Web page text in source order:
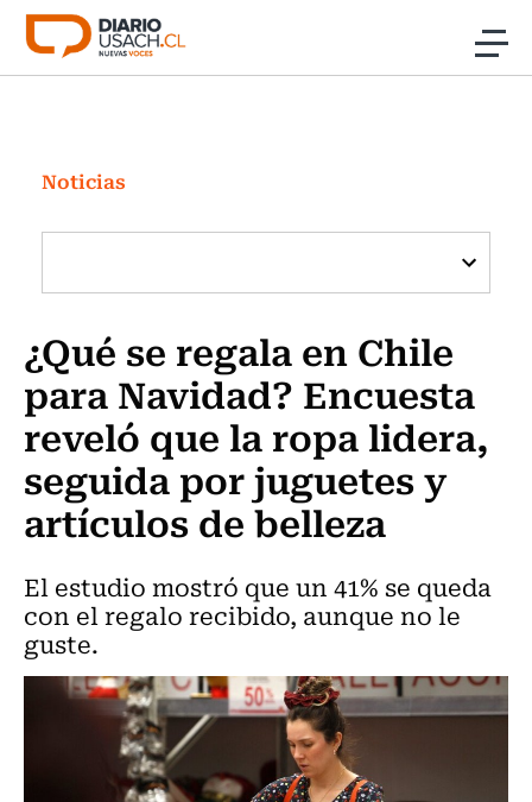
Click acá para ir directamente al contenido
Investigación
Cultura
Programas Radio y TV Usach
Noticias
¿Qué se regala en Chile
para Navidad? Encuesta
reveló que la ropa lidera,
seguida por juguetes y
artículos de belleza
El estudio mostró que un 41% se queda
con el regalo recibido, aunque no le
guste.